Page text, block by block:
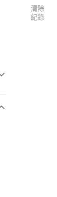
清除
紀錄